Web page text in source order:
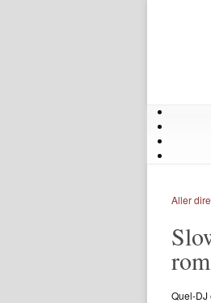
Aller
Quel-DJ